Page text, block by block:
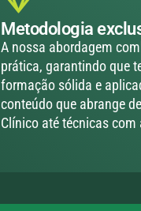
Metodologia
A nossa abordagem
prática, garantindo que
formação sólida e
conteúdo que abrange
Clínico até técnicas com